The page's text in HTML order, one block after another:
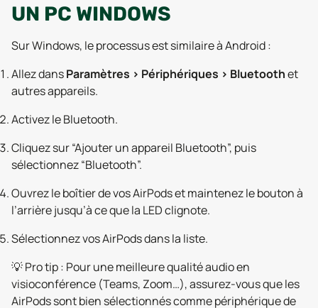
UN PC WINDOWS
Sur Windows, le processus est similaire à Android :
Allez dansParamètres > Périphériques > Bluetoothet
autres appareils.
Activez le Bluetooth.
Cliquez sur “Ajouter un appareil Bluetooth”, puis
sélectionnez “Bluetooth”.
Ouvrez le boîtier de vos AirPods et maintenez le bouton à
l’arrière jusqu’à ce que la LED clignote.
Sélectionnez vos AirPods dans la liste.
💡Pro tip : Pour une meilleure qualité audio en
visioconférence (Teams, Zoom…), assurez-vous que les
AirPods sont bien sélectionnés comme périphérique de